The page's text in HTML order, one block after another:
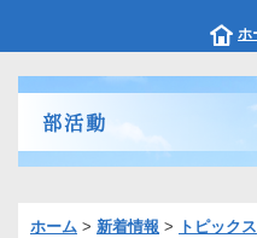
ホ
部活動
ホーム > 新着情報 > トピックス